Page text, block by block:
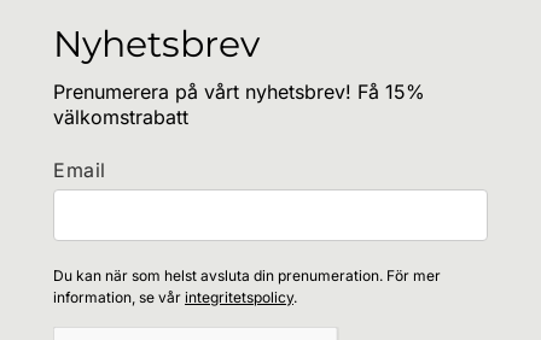
Nyhetsbrev
Prenumerera på vårt nyhetsbrev! Få 15%
välkomstrabatt
Email
Du kan när som helst avsluta din prenumeration. För mer
information, se vår integritetspolicy.